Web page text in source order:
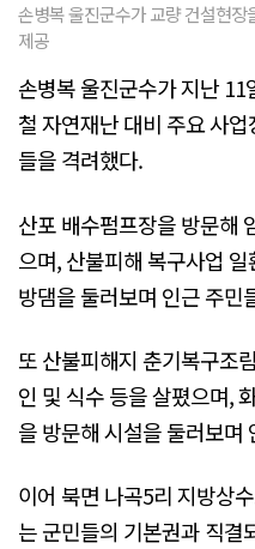
손병복 울진군수가 교량 건설현
제공
손병복 울진군수가 지난
철 자연재난 대비 주요 사
들을 격려했다.
산포 배수펌프장을 방문해
으며, 산불피해 복구사업
방댐을 둘러보며 인근 주민
또 산불피해지 춘기복구조
인 및 식수 등을 살폈으며,
을 방문해 시설을 둘러보며
이어 북면 나곡5리 지방상
는 군민들의 기본권과 직결